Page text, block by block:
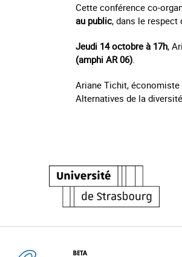
Cette conférence co-
au public, dans le
Jeudi 14 octobre à 17h,
(amphi AR 06)
Ariane Tichit, économiste
Alternatives de la